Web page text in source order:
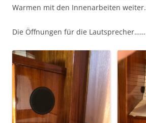
Warmen mit den Innenarbeiten weiter.
Die Öffnungen für die Lautsprecher……